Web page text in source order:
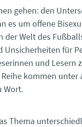
gehen: den
es um offene
Welt des
Unsicherheiten für
und
kommen
Wort.
Thema